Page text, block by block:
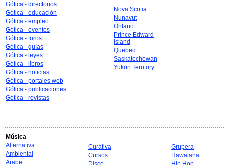
Gótica - directorios
Gótica - educación
Gótica - empleo
Gótica - eventos
Gótica - foros
Gótica - guías
Gótica - leyes
Gótica - libros
Gótica - noticias
Gótica - portales web
Gótica - publicaciones
Gótica - revistas
Nova Scotia
Nunavut
Ontario
Prince Edward
Island
Quebec
Saskatechewan
Yukon Territory
Música
Alternativa
Ambiental
Arabe
Curativa
Cursos
Grupera
Hawaiana